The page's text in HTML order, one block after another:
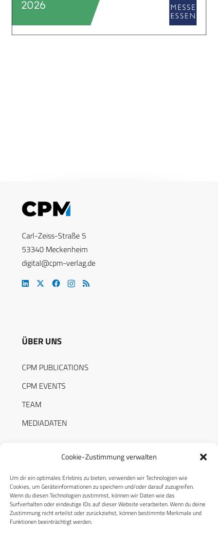
Cookie-Zustimmung verwalten
Um dir ein optimales Erlebnis zu bieten, verwenden wir Technologien wie
Cookies, um Geräteinformationen zu speichern und/oder darauf zuzugreifen.
Wenn du diesen Technologien zustimmst, können wir Daten wie das
Surfverhalten oder eindeutige IDs auf dieser Website verarbeiten. Wenn du deine
Zustimmung nicht erteilst oder zurückziehst, können bestimmte Merkmale und
Funktionen beeinträchtigt werden.
Carl-Zeiss-Straße 5
53340 Meckenheim
digital@cpm-verlag.de
ÜBER UNS
CPM PUBLICATIONS
CPM EVENTS
TEAM
MEDIADATEN
RECHTLICHES
Datenschutzerklärung
Cookie-Richtlinie (EU)